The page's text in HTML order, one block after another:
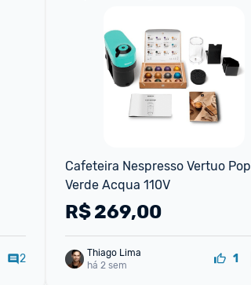
2
Cafeteira Nespresso Vertuo Pop
Verde Acqua 110V
R$269,00
Thiago Lima
há 2 sem
1